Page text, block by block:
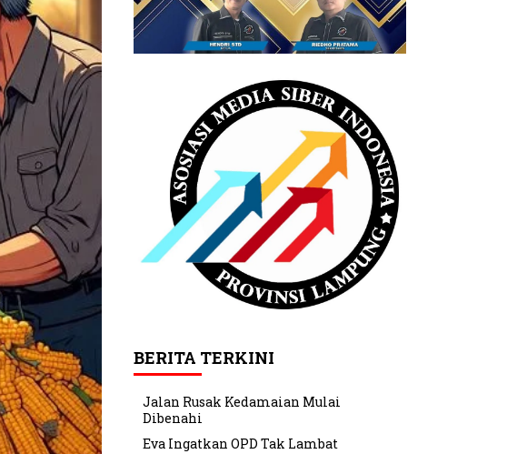
BERITA TERKINI
Jalan Rusak Kedamaian Mulai
Dibenahi
Eva Ingatkan OPD Tak Lambat